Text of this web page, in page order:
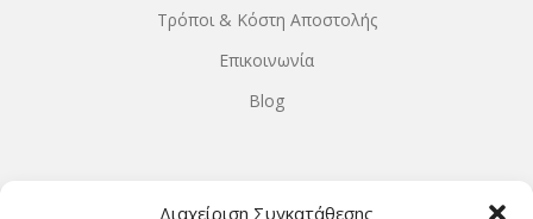
Διαχείριση Συγκατάθεσης
Τρόποι & Κόστη Αποστολής
Επικοινωνία
Blog